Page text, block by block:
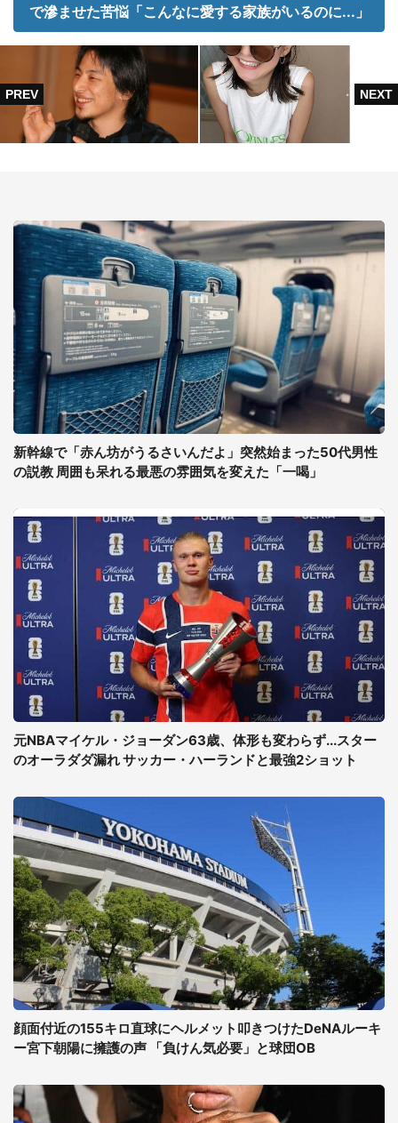
で滲ませた苦悩「こんなに愛する家族がいるのに...」
新幹線で「赤ん坊がうるさいんだよ」突然始まった50代男性
の説教 周囲も呆れる最悪の雰囲気を変えた「一喝」
元NBAマイケル・ジョーダン63歳、体形も変わらず...スター
のオーラダダ漏れ サッカー・ハーランドと最強2ショット
顔面付近の155キロ直球にヘルメット叩きつけたDeNAルーキ
ー宮下朝陽に擁護の声 「負けん気必要」と球団OB